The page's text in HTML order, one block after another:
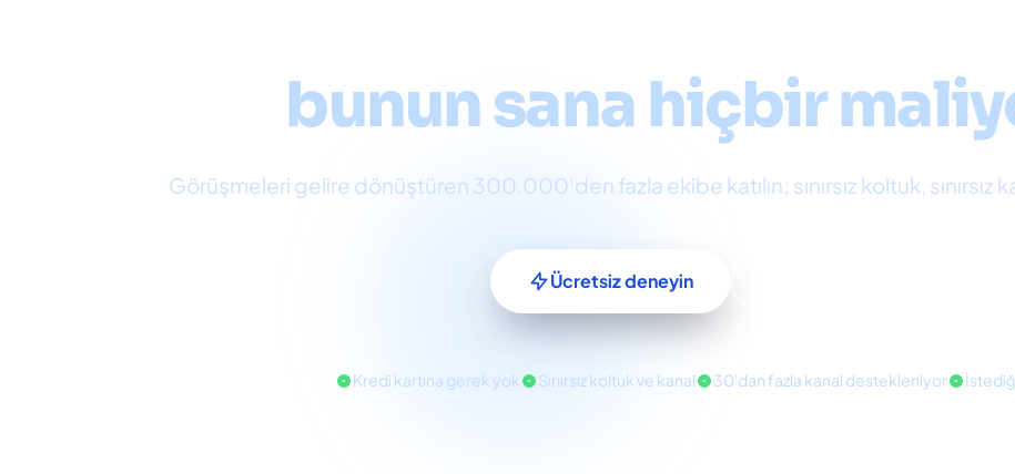
bunun sana hiçbir
Görüşmeleri gelire dönüştüren 300.000'den fazla ekibe katılın; sınırsız koltuk, sınırsız
Ücretsiz deneyin
Kredi kartına gerek yok Sınırsız koltuk ve kanal 30'dan fazla kanal destekleniyor